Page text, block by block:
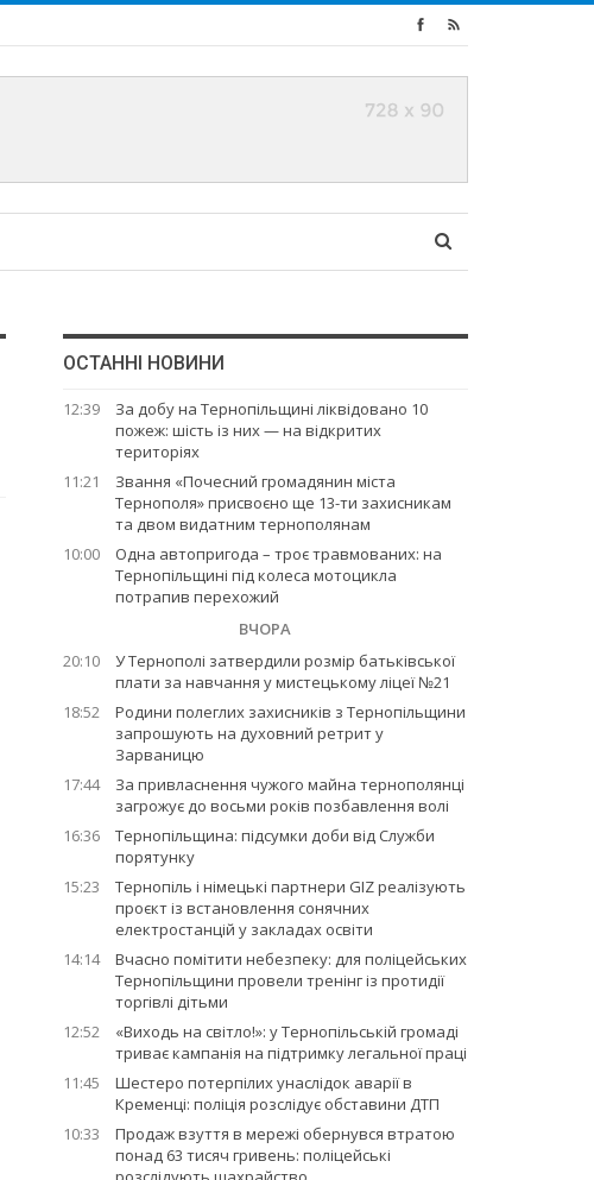
ОСТАННІ НОВИНИ
12:39
За добу на Тернопільщині ліквідовано 10
пожеж: шість із них — на відкритих
територіях
11:21
Звання «Почесний громадянин міста
Тернополя» присвоєно ще 13-ти захисникам
та двом видатним тернополянам
10:00
Одна автопригода – троє травмованих: на
Тернопільщині під колеса мотоцикла
потрапив перехожий
ВЧОРА
20:10
У Тернополі затвердили розмір батьківської
плати за навчання у мистецькому ліцеї №21
18:52
Родини полеглих захисників з Тернопільщини
запрошують на духовний ретрит у
Зарваницю
17:44
За привласнення чужого майна тернополянці
загрожує до восьми років позбавлення волі
16:36
Тернопільщина: підсумки доби від Служби
порятунку
15:23
Тернопіль і німецькі партнери GIZ реалізують
проєкт із встановлення сонячних
електростанцій у закладах освіти
14:14
Вчасно помітити небезпеку: для поліцейських
Тернопільщини провели тренінг із протидії
торгівлі дітьми
12:52
«Виходь на світло!»: у Тернопільській громаді
триває кампанія на підтримку легальної праці
11:45
Шестеро потерпілих унаслідок аварії в
Кременці: поліція розслідує обставини ДТП
10:33
Продаж взуття в мережі обернувся втратою
понад 63 тисяч гривень: поліцейські